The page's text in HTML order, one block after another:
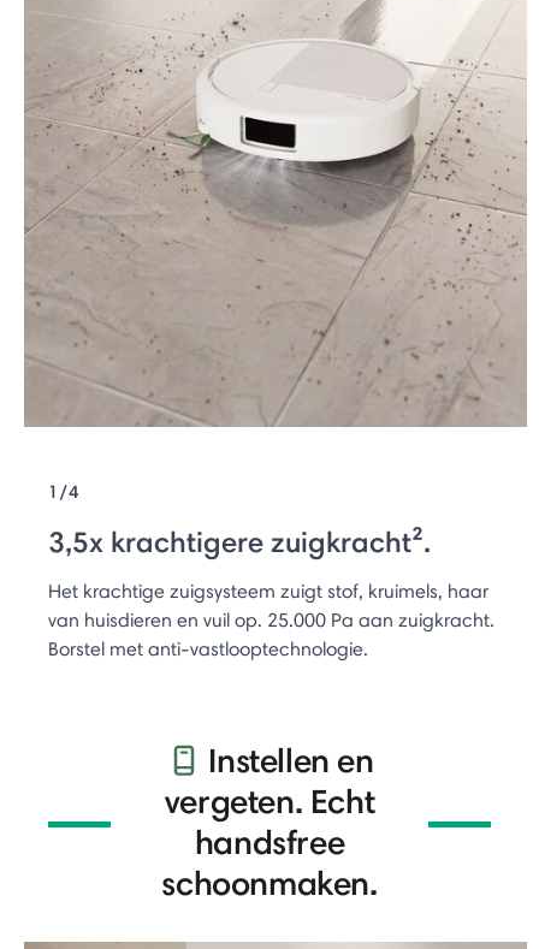
1/4
3,5x krachtigere zuigkracht².
Het krachtige zuigsysteem zuigt stof, kruimels, haar
van huisdieren en vuil op. 25.000 Pa aan zuigkracht.
Borstel met anti-vastlooptechnologie.
Instellen en
vergeten. Echt
handsfree
schoonmaken.